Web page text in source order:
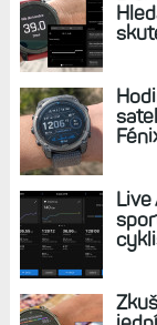
AKTUÁLNĚ NA